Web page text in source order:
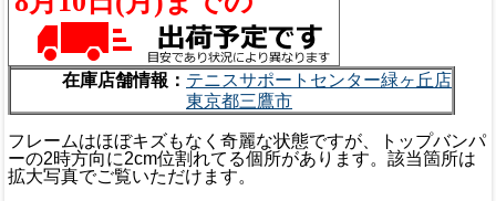
在庫店舗情報： テニスサポートセンター緑ヶ丘店
東京都三鷹市
フレームはほぼキズもなく奇麗な状態ですが、トップバンパ
ーの2時方向に2cm位割れてる個所があります。該当箇所は
拡大写真でご覧いただけます。